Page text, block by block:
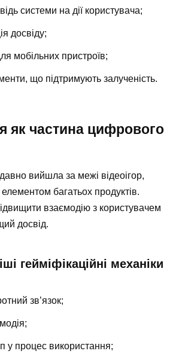
системи на дії користувача;
досвіду;
мобільних пристроїв;
що підтримують залученість.
як частина цифрового
вийшла за межі відеоігор,
багатьох продуктів.
взаємодію з користувачем
досвід.
гейміфікаційні механіки
зв’язок;
у процес використання;